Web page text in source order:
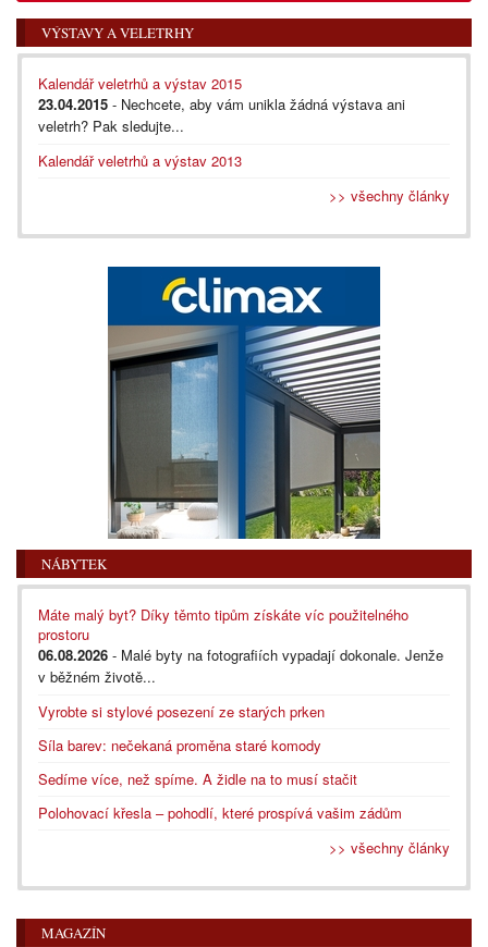
VÝSTAVY A VELETRHY
Kalendář veletrhů a výstav 2015
23.04.2015 - Nechcete, aby vám unikla žádná výstava ani
veletrh? Pak sledujte...
Kalendář veletrhů a výstav 2013
>> všechny články
NÁBYTEK
Máte malý byt? Díky těmto tipům získáte víc použitelného
prostoru
06.08.2026 - Malé byty na fotografiích vypadají dokonale. Jenže
v běžném životě...
Vyrobte si stylové posezení ze starých prken
Síla barev: nečekaná proměna staré komody
Sedíme více, než spíme. A židle na to musí stačit
Polohovací křesla – pohodlí, které prospívá vašim zádům
>> všechny články
MAGAZÍN